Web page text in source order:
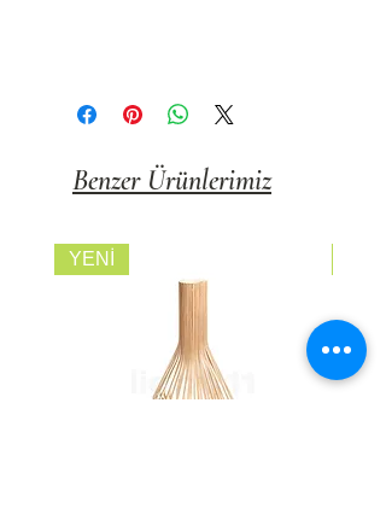
Benzer Ürünlerimiz
YENİ